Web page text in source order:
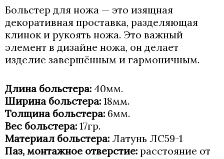
Больстер для ножа — это изящная
декоративная проставка, разделяющая
клинок и рукоять ножа. Это важный
элемент в дизайне ножа, он делает
изделие завершённым и гармоничным.
Длина больстера: 40мм.
Ширина больстера: 18мм.
Толщина больстера: 6мм.
Вес больстера: 17гр.
Материал больстера: Латунь ЛС59-1
Паз, монтажное отверстие: расстояние от